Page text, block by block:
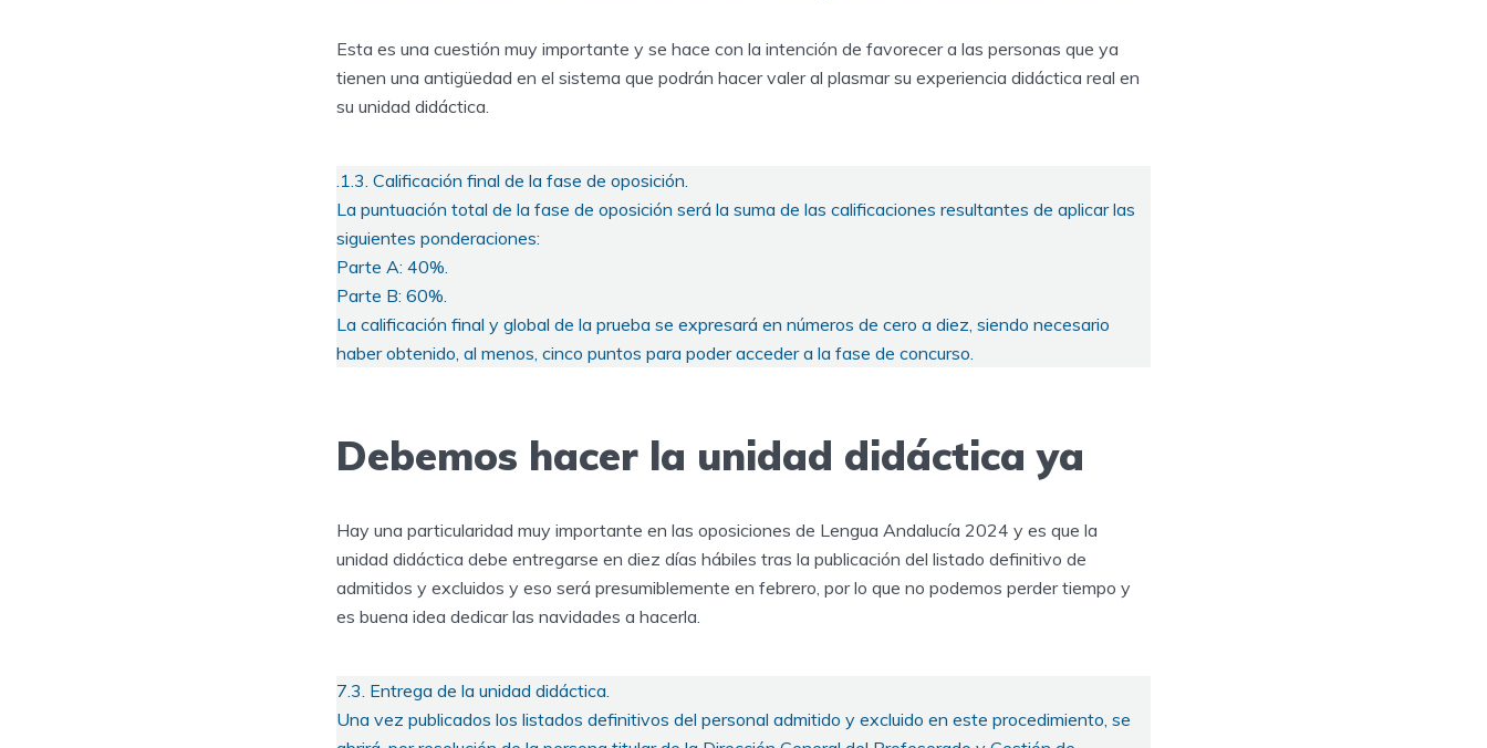
Esta es una cuestión muy importante y se hace con la intención de favorecer a las personas que ya
tienen una antigüedad en el sistema que podrán hacer valer al plasmar su experiencia didáctica real en
su unidad didáctica.
.1.3. Calificación final de la fase de oposición.
La puntuación total de la fase de oposición será la suma de las calificaciones resultantes de aplicar las
siguientes ponderaciones:
Parte A: 40%.
Parte B: 60%.
La calificación final y global de la prueba se expresará en números de cero a diez, siendo necesario
haber obtenido, al menos, cinco puntos para poder acceder a la fase de concurso.
Debemos hacer la unidad didáctica ya
Hay una particularidad muy importante en las oposiciones de Lengua Andalucía 2024 y es que la
unidad didáctica debe entregarse en diez días hábiles tras la publicación del listado definitivo de
admitidos y excluidos y eso será presumiblemente en febrero, por lo que no podemos perder tiempo y
es buena idea dedicar las navidades a hacerla.
7.3. Entrega de la unidad didáctica.
Una vez publicados los listados definitivos del personal admitido y excluido en este procedimiento, se